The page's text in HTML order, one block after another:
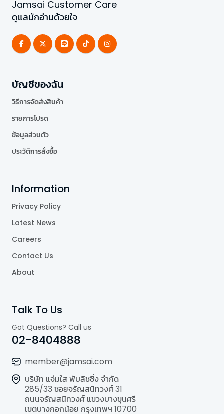
Jamsai Customer Care
ดูแลนักอ่านด้วยใจ
บัญชีของฉัน
วิธีการจัดส่งสินค้า
รายการโปรด
ข้อมูลส่วนตัว
ประวัติการสั่งซื้อ
Information
Privacy Policy
Latest News
Careers
Contact Us
About
Talk To Us
Got Questions? Call us
02-8404888
member@jamsai.com
บริษัท แจ่มใส พับลิชชิ่ง จำกัด
285/33 ซอยจรัญสนิทวงศ์ 31
ถนนจรัญสนิทวงศ์ แขวงบางขุนศรี
เขตบางกอกน้อย กรุงเทพฯ 10700